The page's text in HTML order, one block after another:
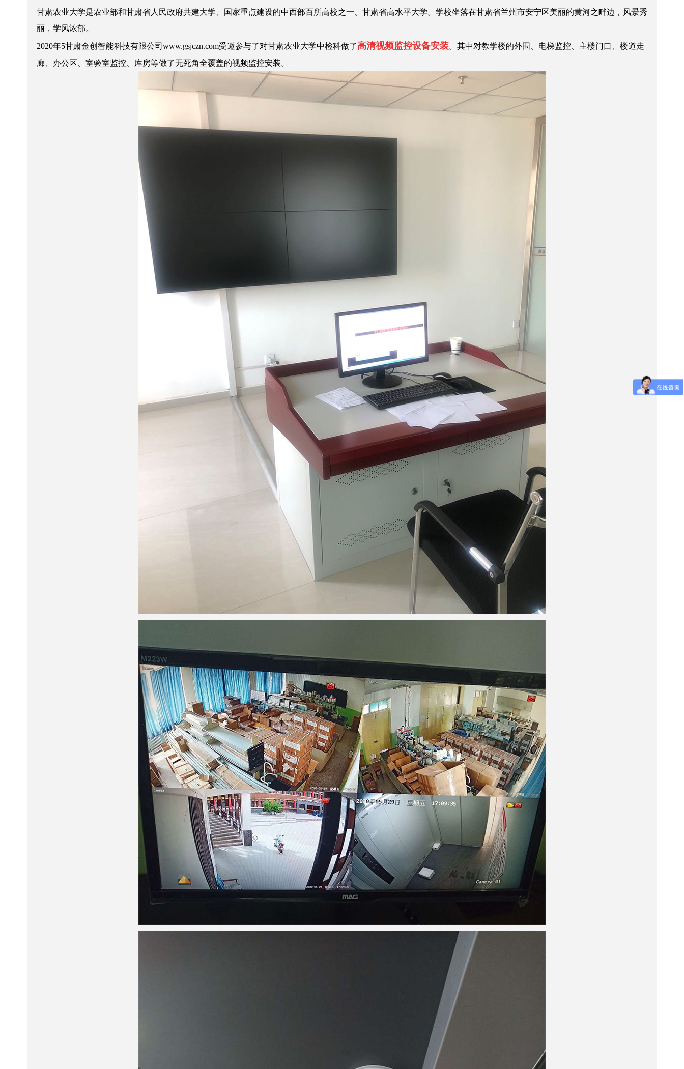
甘肃农业大学是农业部和甘肃省人民政府共建大学、国家重点建设的中西部百所高校之一、甘肃省高水平大学。学校坐落在甘肃省兰州市安宁区美丽的黄河之畔边，风景秀
丽，学风浓郁。
2020年5甘肃金创智能科技有限公司www.gsjczn.com受邀参与了对甘肃农业大学中检科做了高清视频监控设备安装。其中对教学楼的外围、电梯监控、主楼门口、楼道走
廊、办公区、室验室监控、库房等做了无死角全覆盖的视频监控安装。